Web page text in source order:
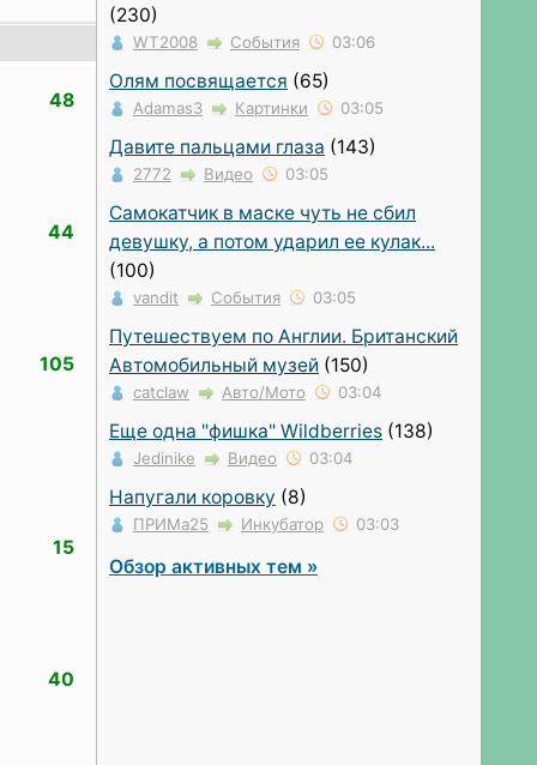
48
44
105
15
40
(230)
WT2008 События 03:06
Олям посвящается (65)
Adamas3 Картинки 03:05
Давите пальцами глаза (143)
2772 Видео 03:05
Самокатчик в маске чуть не сбил
девушку, а потом ударил ее кулак...
(100)
vandit События 03:05
Путешествуем по Англии. Британский
Автомобильный музей (150)
catclaw Авто/Мото 03:04
Еще одна "фишка" Wildberries (138)
Jedinike Видео 03:04
Напугали коровку (8)
ПРИМа25 Инкубатор 03:03
Обзор активных тем »